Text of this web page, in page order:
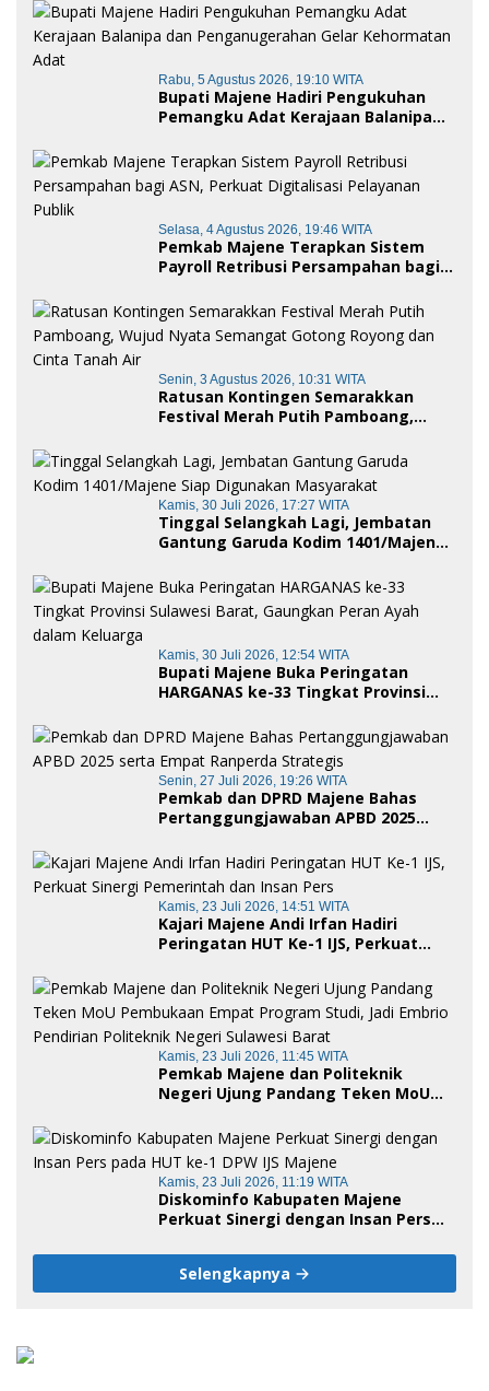
Rabu, 5 Agustus 2026, 19:10 WITA
Bupati Majene Hadiri Pengukuhan
Pemangku Adat Kerajaan Balanipa
Kehormatan Adat
Selasa, 4 Agustus 2026, 19:46 WITA
Pemkab Majene Terapkan Sistem
Payroll Retribusi Persampahan bagi
Publik
Senin, 3 Agustus 2026, 10:31 WITA
Ratusan Kontingen Semarakkan
Festival Merah Putih Pamboang,
Royong dan Cinta Tanah Air
Kamis, 30 Juli 2026, 17:27 WITA
Tinggal Selangkah Lagi, Jembatan
Gantung Garuda Kodim 1401/Majene
Kamis, 30 Juli 2026, 12:54 WITA
Bupati Majene Buka Peringatan
HARGANAS ke-33 Tingkat Provinsi
Ayah dalam Keluarga
Senin, 27 Juli 2026, 19:26 WITA
Pemkab dan DPRD Majene Bahas
Pertanggungjawaban APBD 2025
Kamis, 23 Juli 2026, 14:51 WITA
Kajari Majene Andi Irfan Hadiri
Peringatan HUT Ke-1 IJS, Perkuat
Kamis, 23 Juli 2026, 11:45 WITA
Pemkab Majene dan Politeknik
Negeri Ujung Pandang Teken MoU
Jadi Embrio Pendirian Politeknik
Negeri Sulawesi Barat
Kamis, 23 Juli 2026, 11:19 WITA
Diskominfo Kabupaten Majene
Perkuat Sinergi dengan Insan Pers
Selengkapnya